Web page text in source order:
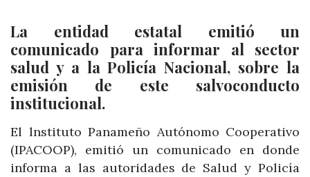
La entidad estatal emitió un
comunicado para informar al sector
salud y a la Policía Nacional, sobre la
emisión de este salvoconducto
institucional.
El lnstituto Panameño Autónomo Cooperativo
(IPACOOP), emitió un comunicado en donde
informa a las autoridades de Salud y Policía